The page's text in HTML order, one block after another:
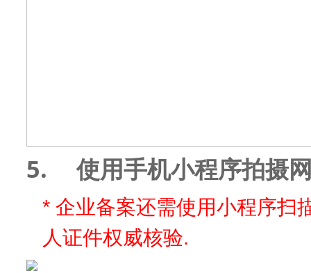
5. 使用手机小程序拍摄
* 企业备案还需使用小程序扫
人证件权威核验.